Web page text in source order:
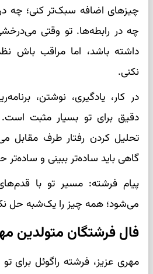
چیزهای اضافه سبک‌تر کنی؛ چه
چه در رابطه‌ها. تو وقتی
داشته باشد، اما مراقب باش
نکنی.
در کار، یادگیری، نوشتن،
دقیق برای تو بسیار مثبت
تحلیل کردن رفتار طرف مقابل
گاهی باید ساده‌تر ببینی و ساده‌تر
پیام فرشته: مسیر تو با
می‌شود؛ همه چیز را یک‌شبه حل
فال فرشتگان متولدین
مهری عزیز، فرشته راگوئل برای